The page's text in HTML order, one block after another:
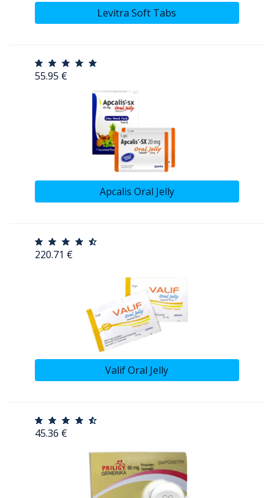
Levitra Soft Tabs
55.95 €
Apcalis Oral Jelly
220.71 €
Valif Oral Jelly
45.36 €